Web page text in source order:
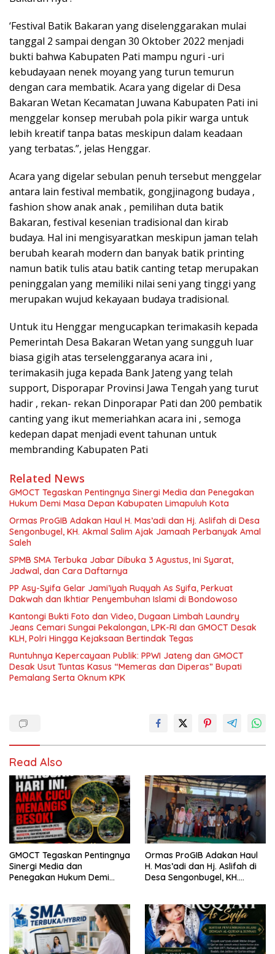
‘Festival Batik Bakaran yang diselenggarakan mulai
tanggal 2 sampai dengan 30 Oktober 2022 menjadi
bukti bahwa Kabupaten Pati mampu nguri -uri
kebudayaan nenek moyang yang turun temurun
dengan cara membatik. Acara yang digelar di Desa
Bakaran Wetan Kecamatan Juwana Kabupaten Pati ini
menggelar konsep merubah pola pikir warga untuk
lebih kreatif tanpa batas meskipun dalam keadaan
yang terbatas.”, jelas Henggar.
Acara yang digelar sebulan penuh tersebut menggelar
antara lain festival membatik, gongjinagong budaya ,
fashion show anak anak , pemilihan duta batik
Bakaran, festival kesenian tradisional dan kirab
budaya. Hal ini mengisyaratkan meskipun jaman telah
berubah kearah modern dan banyak batik printing
namun batik tulis atau batik canting tetap merupakan
peninggalan yang memiliki nilai seni yang tinggi yang
merupakan wujud kekayaan budaya tradisional.
Untuk itu Henggar mengucapkan terimakasih kepada
Pemerintah Desa Bakaran Wetan yang sungguh luar
biasa gigih atas terselenggaranya acara ini ,
terimakasih juga kepada Bank Jateng yang telah
support, Disporapar Provinsi Jawa Tengah yang turut
hadir , rekan- rekan Dinporapar Pati dan 200 pembatik
canting yang ikut memeriahkan acara ini , semoga
kedepan dapat menjadi event tahunan untuk
membranding Kabupaten Pati
Related News
GMOCT Tegaskan Pentingnya Sinergi Media dan Penegakan
Hukum Demi Masa Depan Kabupaten Limapuluh Kota
Ormas ProGIB Adakan Haul H. Mas’adi dan Hj. Aslifah di Desa
Sengonbugel, KH. Akmal Salim Ajak Jamaah Perbanyak Amal
Saleh
SPMB SMA Terbuka Jabar Dibuka 3 Agustus, Ini Syarat,
Jadwal, dan Cara Daftarnya
PP Asy-Syifa Gelar Jami’iyah Ruqyah As Syifa, Perkuat
Dakwah dan Ikhtiar Penyembuhan Islami di Bondowoso
Kantongi Bukti Foto dan Video, Dugaan Limbah Laundry
Jeans Cemari Sungai Pekalongan, LPK-RI dan GMOCT Desak
KLH, Polri Hingga Kejaksaan Bertindak Tegas
Runtuhnya Kepercayaan Publik: PPWI Jateng dan GMOCT
Desak Usut Tuntas Kasus “Memeras dan Diperas” Bupati
Pemalang Serta Oknum KPK
Read Also
GMOCT Tegaskan Pentingnya
Sinergi Media dan
Penegakan Hukum Demi
Ormas ProGIB Adakan Haul
H. Mas’adi dan Hj. Aslifah di
Desa Sengonbugel, KH.